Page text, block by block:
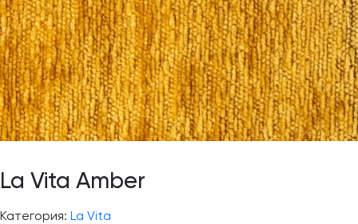
La Vita Amber
Категория: La Vita